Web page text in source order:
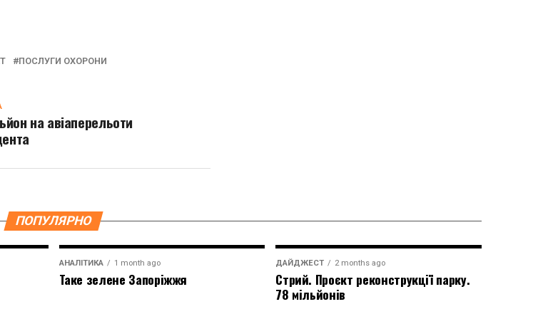
ПОСЛУГИ ОХОРОНИ
на авіаперельоти
ПОПУЛЯРНО
АНАЛІТИКА 1 month ago
Таке зелене Запоріжжя
ДАЙДЖЕСТ 2 months ago
Стрий. Проєкт реконструкції парку.
78 мільйонів